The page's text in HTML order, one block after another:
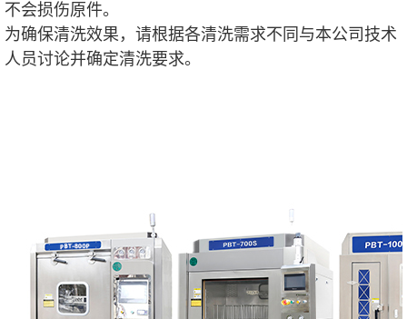
不会损伤原件。
为确保清洗效果，请根据各清洗需求不同与本公司技术
人员讨论并确定清洗要求。